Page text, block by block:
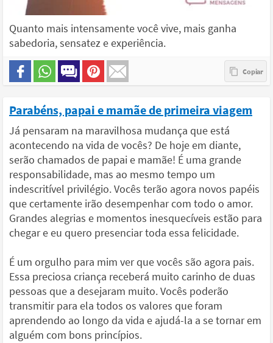
Quanto mais intensamente você vive, mais ganha
sabedoria, sensatez e experiência.
Parabéns, papai e mamãe de primeira viagem
Já pensaram na maravilhosa mudança que está
acontecendo na vida de vocês? De hoje em diante,
serão chamados de papai e mamãe! É uma grande
responsabilidade, mas ao mesmo tempo um
indescritível privilégio. Vocês terão agora novos papéis
que certamente irão desempenhar com todo o amor.
Grandes alegrias e momentos inesquecíveis estão para
chegar e eu quero presenciar toda essa felicidade.
É um orgulho para mim ver que vocês são agora pais.
Essa preciosa criança receberá muito carinho de duas
pessoas que a desejaram muito. Vocês poderão
transmitir para ela todos os valores que foram
aprendendo ao longo da vida e ajudá-la a se tornar em
alguém com bons princípios.